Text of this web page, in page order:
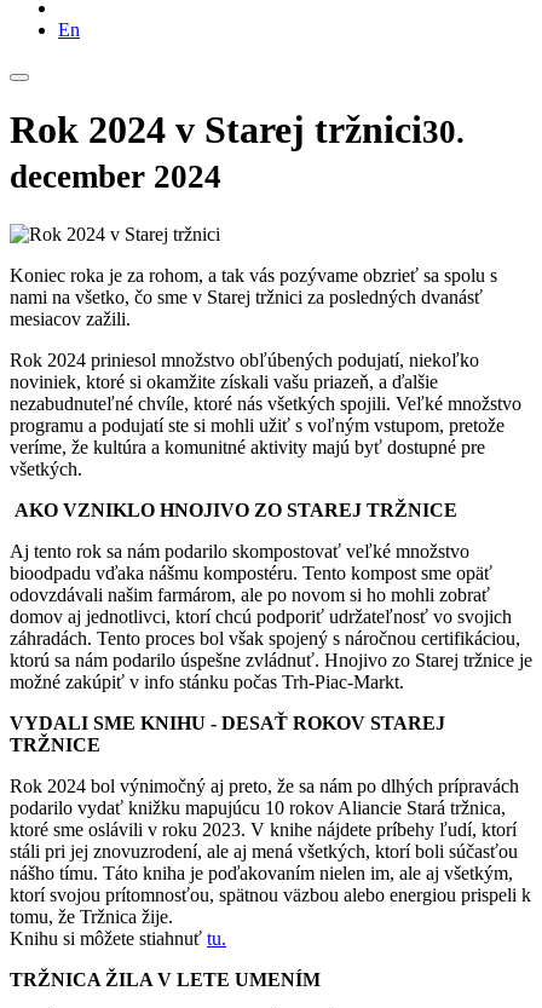
En
Rok 2024 v Starej tržnici30.
december 2024
Koniec roka je za rohom, a tak vás pozývame obzrieť sa spolu s
nami na všetko, čo sme v Starej tržnici za posledných dvanásť
mesiacov zažili.
Rok 2024 priniesol množstvo obľúbených podujatí, niekoľko
noviniek, ktoré si okamžite získali vašu priazeň, a ďalšie
nezabudnuteľné chvíle, ktoré nás všetkých spojili. Veľké množstvo
programu a podujatí ste si mohli užiť s voľným vstupom, pretože
veríme, že kultúra a komunitné aktivity majú byť dostupné pre
všetkých.
AKO VZNIKLO HNOJIVO ZO STAREJ TRŽNICE
Aj tento rok sa nám podarilo skompostovať veľké množstvo
bioodpadu vďaka nášmu kompostéru. Tento kompost sme opäť
odovzdávali našim farmárom, ale po novom si ho mohli zobrať
domov aj jednotlivci, ktorí chcú podporiť udržateľnosť vo svojich
záhradách. Tento proces bol však spojený s náročnou certifikáciou,
ktorú sa nám podarilo úspešne zvládnuť. Hnojivo zo Starej tržnice je
možné zakúpiť v info stánku počas Trh-Piac-Markt.
VYDALI SME KNIHU - DESAŤ ROKOV STAREJ
TRŽNICE
Rok 2024 bol výnimočný aj preto, že sa nám po dlhých prípravách
podarilo vydať knižku mapujúcu 10 rokov Aliancie Stará tržnica,
ktoré sme oslávili v roku 2023. V knihe nájdete príbehy ľudí, ktorí
stáli pri jej znovuzrodení, ale aj mená všetkých, ktorí boli súčasťou
nášho tímu. Táto kniha je poďakovaním nielen im, ale aj všetkým,
ktorí svojou prítomnosťou, spätnou väzbou alebo energiou prispeli k
tomu, že Tržnica žije.
Knihu si môžete stiahnuť tu.
TRŽNICA ŽILA V LETE UMENÍM